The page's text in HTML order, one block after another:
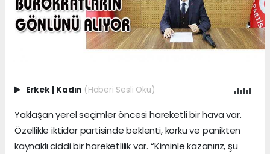
Erkek | Kadın (Haberi Sesli Oku)
Yaklaşan yerel seçimler öncesi hareketli bir hava var.
Özellikle iktidar partisinde beklenti, korku ve panikten
kaynaklı ciddi bir hareketlilik var. “Kiminle kazanırız, şu